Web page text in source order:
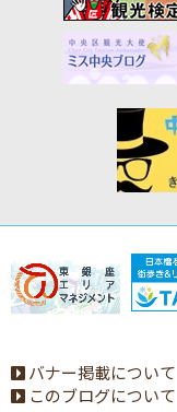
バナー掲載について
このブログについて